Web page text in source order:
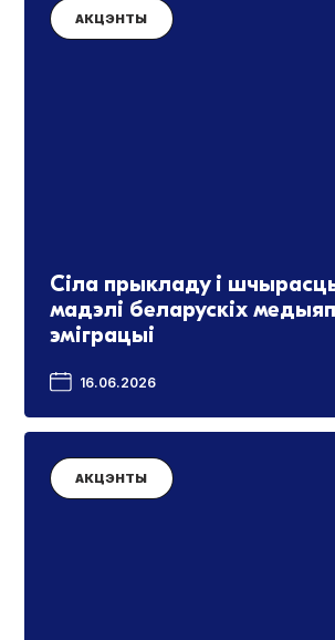
АКЦЭНТЫ
Сіла прыкладу і
мадэлі беларускіх
эміграцыі
16.06.2026
АКЦЭНТЫ